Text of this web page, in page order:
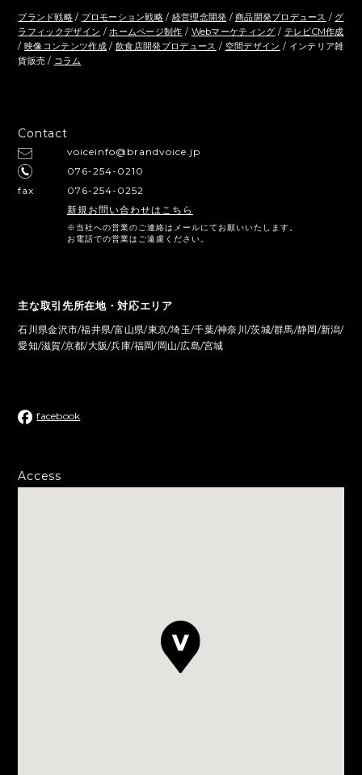
ブランド戦略/ プロモーション戦略 / 経営理念開発 /商品開発プロデュース / グ
ラフィックデザイン /ホームページ制作 / Webマーケティング / テレビCM作成
/ 映像コンテンツ作成 / 飲食店開発プロデュース / 空間デザイン / インテリア雑
貨販売 / コラム
Contact
voiceinfo@brandvoice.jp
076-254-0210
fax
076-254-0252
新規お問い合わせはこちら
※当社への営業のご連絡はメールにてお願いいたします。
お電話での営業はご遠慮ください。
主な取引先所在地・対応エリア
石川県金沢市/福井県/富山県/東京/埼玉/千葉/神奈川/茨城/群馬/静岡/新潟/
愛知/滋賀/京都/大阪/兵庫/福岡/岡山/広島/宮城
facebook
Access